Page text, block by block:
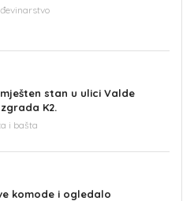
stan u ulici Valde
K2.
i bašta
komode i ogledalo